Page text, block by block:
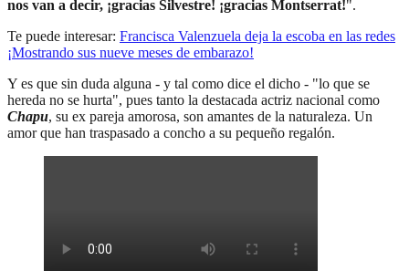
nos van a decir, ¡gracias Silvestre! ¡gracias Montserrat!".
Te puede interesar: Francisca Valenzuela deja la escoba en las redes
¡Mostrando sus nueve meses de embarazo!
Y es que sin duda alguna - y tal como dice el dicho - "lo que se
hereda no se hurta", pues tanto la destacada actriz nacional como
Chapu, su ex pareja amorosa, son amantes de la naturaleza. Un
amor que han traspasado a concho a su pequeño regalón.